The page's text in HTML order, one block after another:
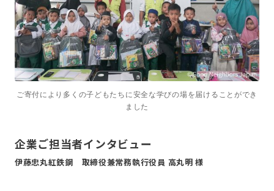
ご寄付により多くの子どもたちに安全な学びの場を届けることができ
ました
企業ご担当者インタビュー
伊藤忠丸紅鉄鋼 取締役兼常務執行役員 高丸明 様